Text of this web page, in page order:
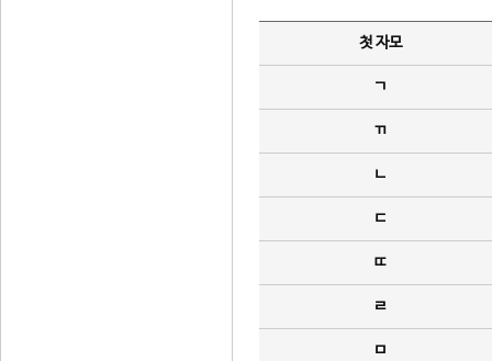
첫 자모
ㄱ
ㄲ
ㄴ
ㄷ
ㄸ
ㄹ
ㅁ